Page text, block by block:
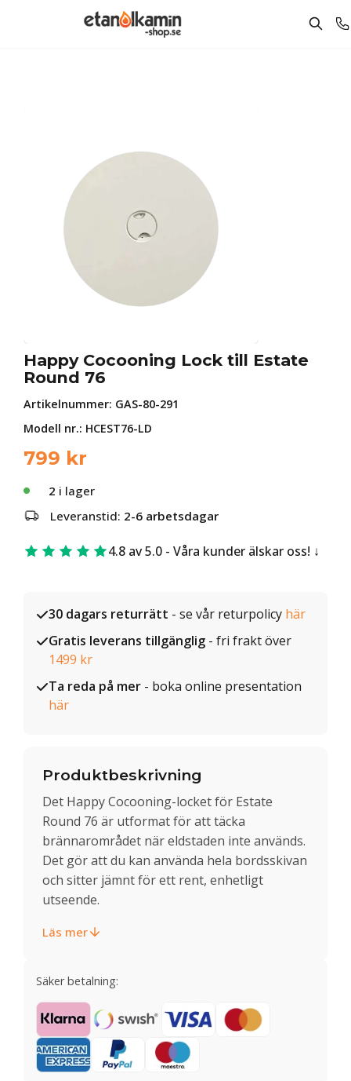
Happy Cocooning Lock till Estate
Round 76
Artikelnummer: GAS-80-291
Modell nr.: HCEST76-LD
799 kr
2 i lager
Leveranstid: 2-6 arbetsdagar
4.8 av 5.0 - Våra kunder älskar oss!
30 dagars returrätt - se vår returpolicy här
Gratis leverans tillgänglig - fri frakt över
1499 kr
Ta reda på mer - boka online presentation
här
Produktbeskrivning
Det Happy Cocooning-locket för Estate
Round 76 är utformat för att täcka
brännarområdet när eldstaden inte används.
Det gör att du kan använda hela bordsskivan
och sitter jämnt för ett rent, enhetligt
utseende.
Läs mer
Säker betalning: